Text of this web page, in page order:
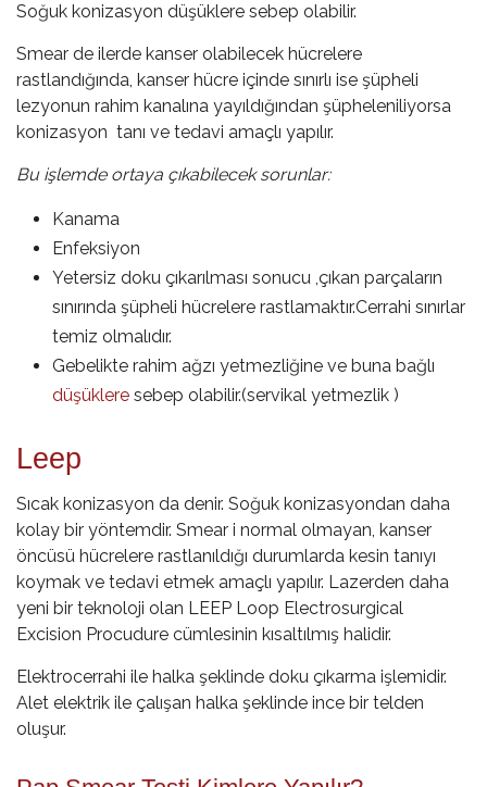
Soğuk konizasyon düşüklere sebep olabilir.
Smear de ilerde kanser olabilecek hücrelere
rastlandığında, kanser hücre içinde sınırlı ise şüpheli
lezyonun rahim kanalına yayıldığından şüpheleniliyorsa
konizasyon tanı ve tedavi amaçlı yapılır.
Bu işlemde ortaya çıkabilecek sorunlar:
Kanama
Enfeksiyon
Yetersiz doku çıkarılması sonucu ,çıkan parçaların
sınırında şüpheli hücrelere rastlamaktır.Cerrahi sınırlar
temiz olmalıdır.
Gebelikte rahim ağzı yetmezliğine ve buna bağlı
düşüklere sebep olabilir.(servikal yetmezlik )
Leep
Sıcak konizasyon da denir. Soğuk konizasyondan daha
kolay bir yöntemdir. Smear i normal olmayan, kanser
öncüsü hücrelere rastlanıldığı durumlarda kesin tanıyı
koymak ve tedavi etmek amaçlı yapılır. Lazerden daha
yeni bir teknoloji olan LEEP Loop Electrosurgical
Excision Procudure cümlesinin kısaltılmış halidir.
Elektrocerrahi ile halka şeklinde doku çıkarma işlemidir.
Alet elektrik ile çalışan halka şeklinde ince bir telden
oluşur.